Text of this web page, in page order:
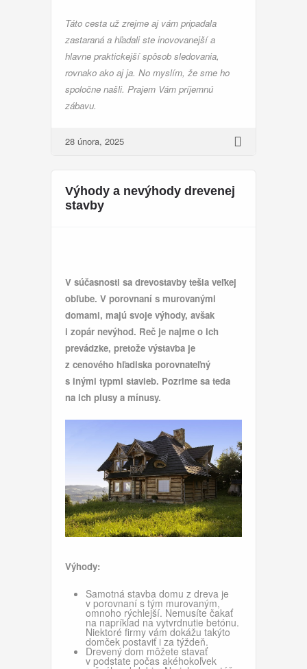
Táto cesta už zrejme aj vám pripadala
zastaraná a hľadali ste inovovanejší a
hlavne praktickejší spôsob sledovania,
rovnako ako aj ja. No myslím, že sme ho
spoločne našli. Prajem Vám príjemnú
zábavu.
28 února, 2025
Výhody a nevýhody drevenej
stavby
V súčasnosti sa drevostavby tešia veľkej
obľube. V porovnaní s murovanými
domami, majú svoje výhody, avšak
i zopár nevýhod. Reč je najme o ich
prevádzke, pretože výstavba je
z cenového hľadiska porovnateľný
s inými typmi stavieb. Pozrime sa teda
na ich plusy a mínusy.
Výhody:
Samotná stavba domu z dreva je
v porovnaní s tým murovaným,
omnoho rýchlejší. Nemusíte čakať
na napríklad na vytvrdnutie betónu.
Niektoré firmy vám dokážu takýto
domček postaviť i za týždeň.
Drevený dom môžete stavať
v podstate počas akéhokoľvek